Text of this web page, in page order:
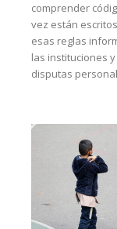
comprender
vez están
esas reglas
las instituciones
disputas